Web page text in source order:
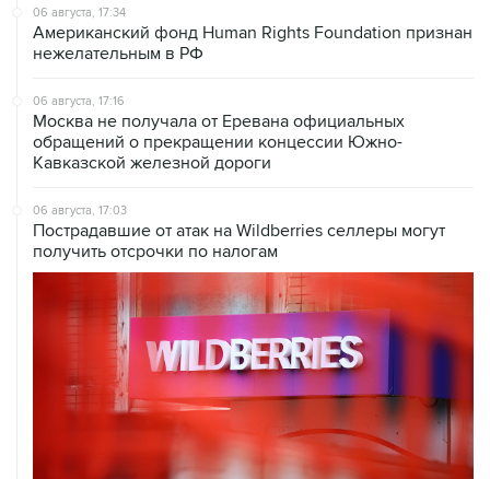
06 августа, 17:34
Американский фонд Human Rights Foundation признан
нежелательным в РФ
06 августа, 17:16
Москва не получала от Еревана официальных
обращений о прекращении концессии Южно-
Кавказской железной дороги
06 августа, 17:03
Пострадавшие от атак на Wildberries селлеры могут
получить отсрочки по налогам